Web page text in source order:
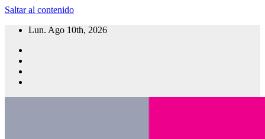
Saltar al contenido
Lun. Ago 10th, 2026